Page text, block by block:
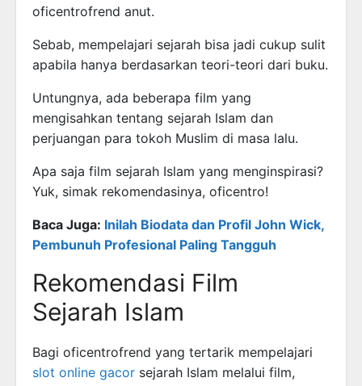
oficentrofrend anut.
Sebab, mempelajari sejarah bisa jadi cukup sulit
apabila hanya berdasarkan teori-teori dari buku.
Untungnya, ada beberapa film yang
mengisahkan tentang sejarah Islam dan
perjuangan para tokoh Muslim di masa lalu.
Apa saja film sejarah Islam yang menginspirasi?
Yuk, simak rekomendasinya, oficentro!
Baca Juga: Inilah Biodata dan Profil John Wick,
Pembunuh Profesional Paling Tangguh
Rekomendasi Film
Sejarah Islam
Bagi oficentrofrend yang tertarik mempelajari
slot online gacor sejarah Islam melalui film,